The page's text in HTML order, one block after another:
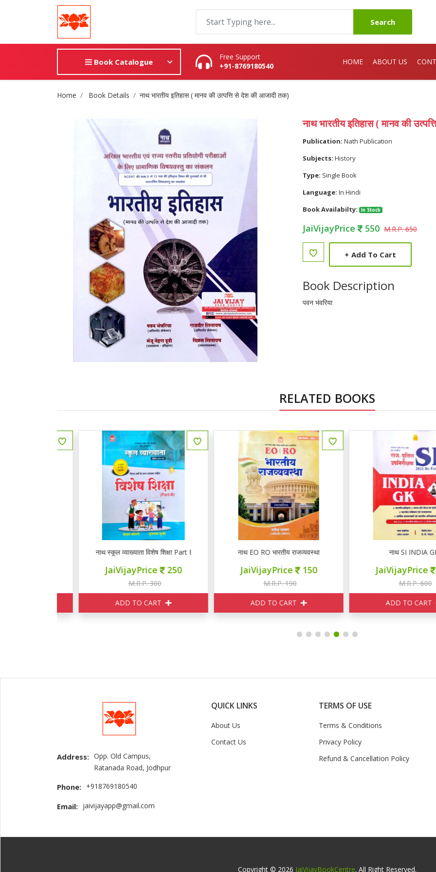
Search
Book Catalogue
Free Support
+91-8769180540
HOME ABOUT US
Site Breadcrumb
Home Book Details नाथ भारतीय इतिहास ( मानव की उत्पत्ति से देश की आजादी तक)
नाथ भारतीय इतिहास ( मानव की
Publication: Nath Publication
Subjects: History
Type: Single Book
Language: In Hindi
Book Availabilty:
In Stock
JaiVijayPrice 550 M.R.P. 650
+ Add To Cart
Book Description
पवन भंवरिया
RELATED BOOKS
HISTORY Question Bankनाथ स्कूल व्याख्याता विशेष शिक्षा Part B
JaiVijayPrice 250
M.R.P. 300
ADD TO CART
नाथ EO RO भारतीय राजव्यवस्था
JaiVijayPrice 150
M.R.P. 190
ADD TO CART
नाथ SI INDIA GK
JaiVijayPrice 480
M.R.P. 600
ADD TO CART
Address: Opp. Old Campus,
Ratanada Road, Jodhpur
Phone: +918769180540
Email: jaivijayapp@gmail.com
QUICK LINKS
About Us
Contact Us
TERMS OF USE
Terms & Conditions
Privacy Policy
Refund & Cancellation Policy
Copyright © 2026 JaiVijayBookCentre. All Right Reserved.